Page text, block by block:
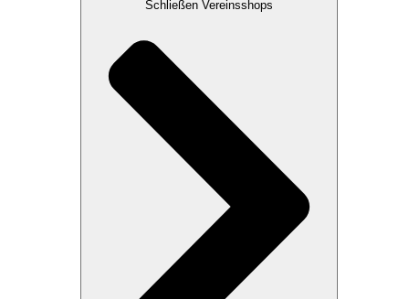
Schließen Vereinsshops